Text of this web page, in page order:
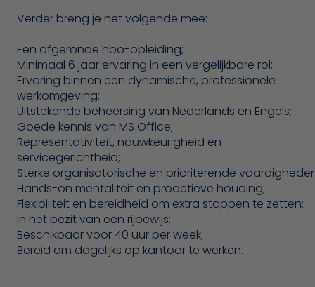
Verder breng je het volgende mee:
Een afgeronde hbo-opleiding;
Minimaal 6 jaar ervaring in een vergelijkbare rol;
Ervaring binnen een dynamische, professionele
werkomgeving;
Uitstekende beheersing van Nederlands en Engels;
Goede kennis van MS Office;
Representativiteit, nauwkeurigheid en
servicegerichtheid;
Sterke organisatorische en prioriterende
Hands-on mentaliteit en proactieve houding;
Flexibiliteit en bereidheid om extra stappen te zetten;
In het bezit van een rijbewijs;
Beschikbaar voor 40 uur per week;
Bereid om dagelijks op kantoor te werken.